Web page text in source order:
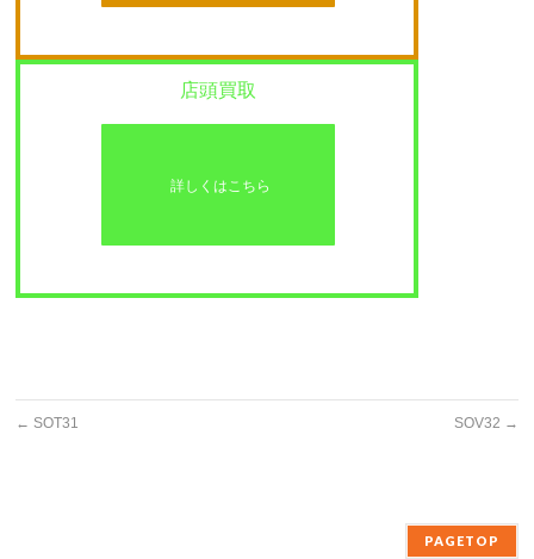
店頭買取
詳しくはこちら
← SOT31 SOV32 →
PAGETOP